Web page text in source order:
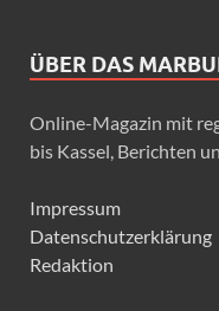
ÜBER DAS
Online-Magazin mit
bis Kassel, Berichten
Impressum
Datenschutzerklärung
Redaktion